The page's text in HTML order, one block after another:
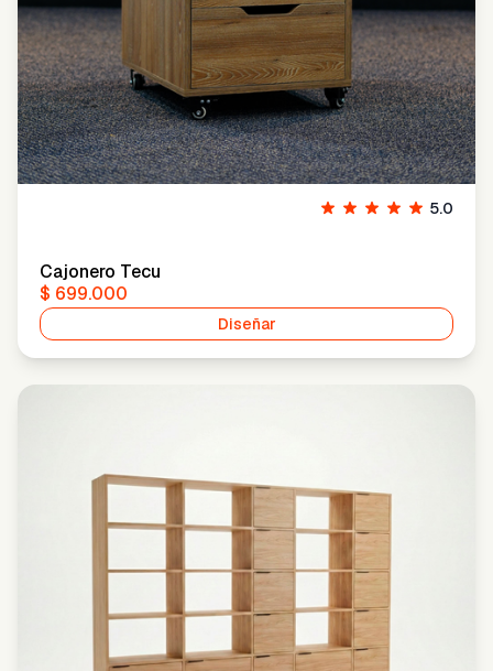
5.0
Cajonero Tecu
$ 699.000
Diseñar